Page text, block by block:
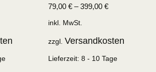
79,00 €–399,00 €
inkl. MwSt.
zzgl. Versandkosten
Lieferzeit: 8 - 10 Tage